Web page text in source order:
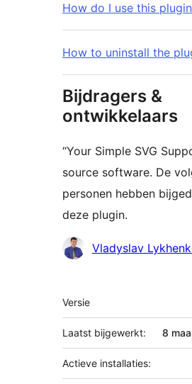
How do I use this
How to uninstall the
Bijdragers &
ontwikkelaars
“Your Simple SVG
source software. De
personen hebben
deze plugin.
BijdragersVladyslav
Meta
Versie
Laatst bijgewerkt: 8
Actieve installaties: